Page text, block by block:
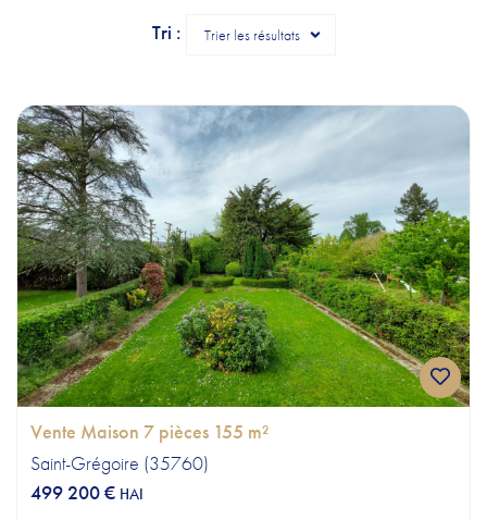
Tri : Trier les résultats
Vente Maison 7 pièces 155 m²
Saint-Grégoire (35760)
499 200 € HAI
CONTACT & HORAIRES